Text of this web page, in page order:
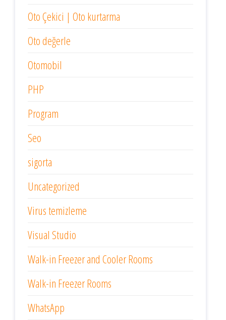
Oto Çekici | Oto kurtarma
Oto değerle
Otomobil
PHP
Program
Seo
sigorta
Uncategorized
Virus temizleme
Visual Studio
Walk-in Freezer and Cooler Rooms
Walk-in Freezer Rooms
WhatsApp